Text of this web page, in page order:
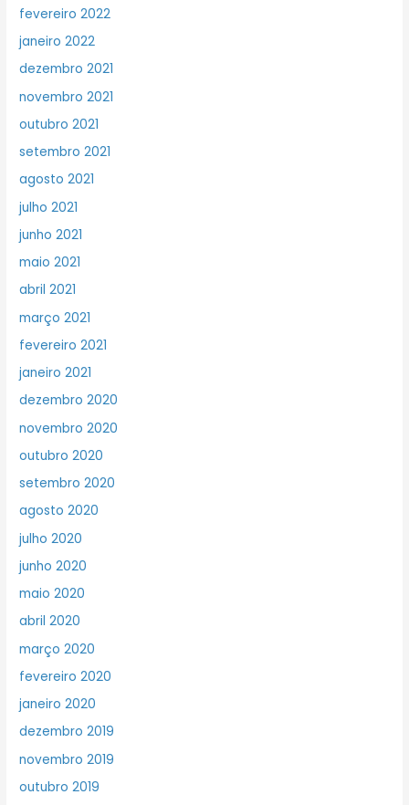
fevereiro 2022
janeiro 2022
dezembro 2021
novembro 2021
outubro 2021
setembro 2021
agosto 2021
julho 2021
junho 2021
maio 2021
abril 2021
março 2021
fevereiro 2021
janeiro 2021
dezembro 2020
novembro 2020
outubro 2020
setembro 2020
agosto 2020
julho 2020
junho 2020
maio 2020
abril 2020
março 2020
fevereiro 2020
janeiro 2020
dezembro 2019
novembro 2019
outubro 2019